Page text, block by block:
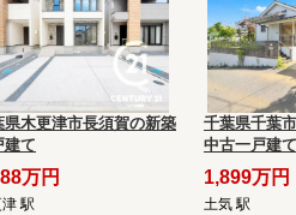
県木更津市長須賀の新築
建て
万円
駅
千葉県千葉
中古一戸建て
1,899万円
土気 駅